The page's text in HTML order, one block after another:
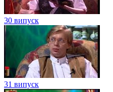
30 випуск
31 випуск